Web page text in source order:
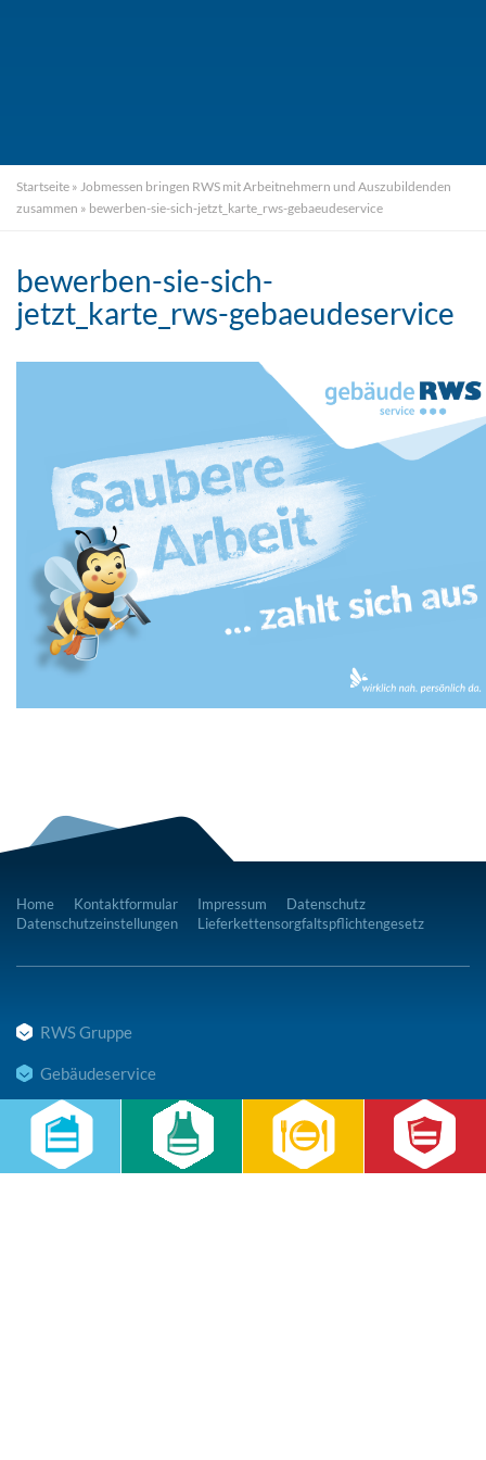
Startseite » Jobmessen bringen RWS mit Arbeitnehmern und Auszubildenden
zusammen » bewerben-sie-sich-jetzt_karte_rws-gebaeudeservice
bewerben-sie-sich-
jetzt_karte_rws-gebaeudeservice
Home Kontaktformular Impressum
Datenschutz
Datenschutzeinstellungen
Lieferkettensorgfaltspflichtengesetz
RWS Gruppe
Gebäudeservice
Hauswirtschaft
Cateringservice